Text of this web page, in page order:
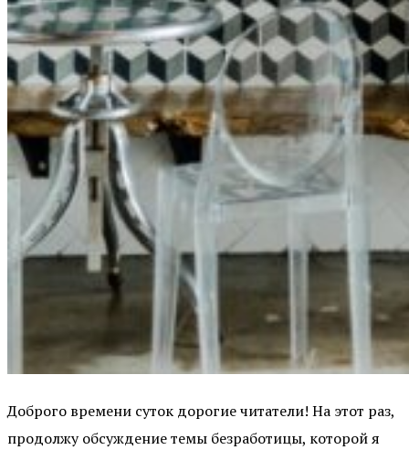
Доброго времени суток дорогие читатели! На этот раз,
продолжу обсуждение темы безработицы, которой я